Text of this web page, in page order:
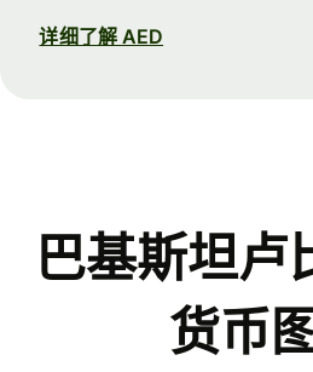
详细了解 AED
巴基斯坦卢
货币